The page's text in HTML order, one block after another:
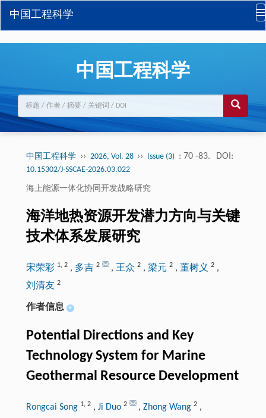
中国工程科学
中国工程科学
中国工程科学 ›› 2026, Vol. 28 ›› Issue (3) : 70 -83. DOI:
10.15302/J-SSCAE-2026.03.022
海上能源一体化协同开发战略研究
海洋地热资源开发潜力方向与关键
技术体系发展研究
宋荣彩 1, 2, 多吉 2 , 王众 2, 梁元 2, 董树义 2,
刘清友 2
作者信息 +
Potential Directions and Key
Technology System for Marine
Geothermal Resource Development
Rongcai Song 1, 2, Ji Duo 2 , Zhong Wang 2,